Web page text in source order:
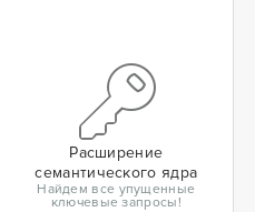
Расширение
семантического ядра
Найдем все упущенные
ключевые запросы!